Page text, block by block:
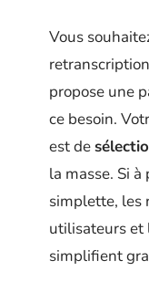
Vous
propose une
ce besoin.
est de
la masse. Si à
simplette, les
utilisateurs et
simplifient